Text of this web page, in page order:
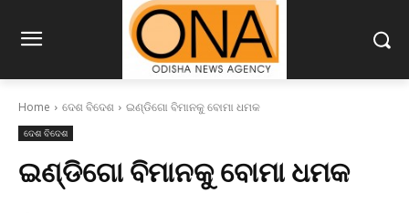
Home ଦେଶ ବିଦେଶ ଇଣ୍ଡିଗୋ ବିମାନକୁ ବୋମା ଧମକ
ଦେଶ ବିଦେଶ
ଇଣ୍ଡିଗୋ ବିମାନକୁ ବୋମା ଧମକ